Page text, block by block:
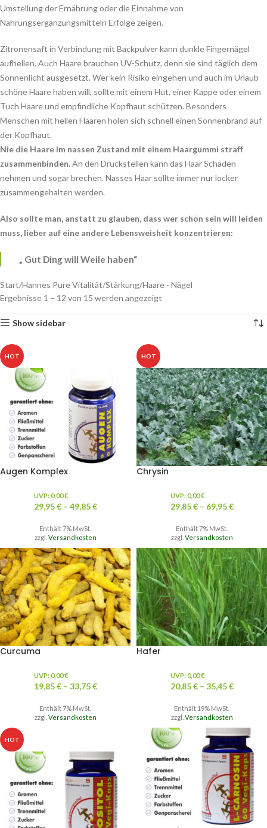
Umstellung der Ernährung oder die Einnahme von
Nahrungsergänzungsmitteln Erfolge zeigen.
Zitronensaft in Verbindung mit Backpulver kann dunkle Fingernägel
aufhellen. Auch Haare brauchen UV-Schutz, denn sie sind täglich dem
Sonnenlicht ausgesetzt. Wer kein Risiko eingehen und auch im Urlaub
schöne Haare haben will, sollte mit einem Hut, einer Kappe oder einem
Tuch Haare und empfindliche Kopfhaut schützen. Besonders
Menschen mit hellen Haaren holen sich schnell einen Sonnenbrand auf
der Kopfhaut.
Nie die Haare im nassen Zustand mit einem Haargummi straff
zusammenbinden.An den Druckstellen kann das Haar Schaden
nehmen und sogar brechen. Nasses Haar sollte immer nur locker
zusammengehalten werden.
Also sollte man, anstatt zu glauben, dass wer schön sein will leiden
muss, lieber auf eine andere Lebensweisheit konzentrieren:
„ Gut Ding will Weile haben“
Start Hannes Pure Vitalität Stärkung Haare - Nägel
Ergebnisse 1 – 12 von 15 werden angezeigt
Show sidebar
HOT
Augen Komplex
UVP:0,00€
29,95€ – 49,85€
Enthält 7% MwSt.
zzgl. Versandkosten
HOT
Chrysin
UVP:0,00€
29,85€ – 69,95€
Enthält 7% MwSt.
zzgl. Versandkosten
Curcuma
UVP:0,00€
19,85€ – 33,75€
Enthält 7% MwSt.
zzgl. Versandkosten
Hafer
UVP:0,00€
20,85€ – 35,45€
Enthält 19% MwSt.
zzgl. Versandkosten
HOT